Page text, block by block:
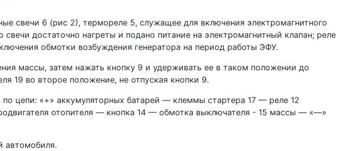
свечи 6 (рис 2), термореле 5, служащее для включе­ния электромагнитного
достаточно нагреты и подано питание на электромаг­нитный клапан; реле
обмотки возбуждения генератора на период ра­боты ЭФУ.
массы, затем нажать кнопку 9 и удерживать ее в таком положении до
19 во второе положение, не отпуская кнопки 9.
цепи: «+» аккумуляторных батарей — клеммы стартера 17 — реле 12
отопителя — кнопка 14 — обмотка выключа­теля - 15 массы — «—»
автомобиля.